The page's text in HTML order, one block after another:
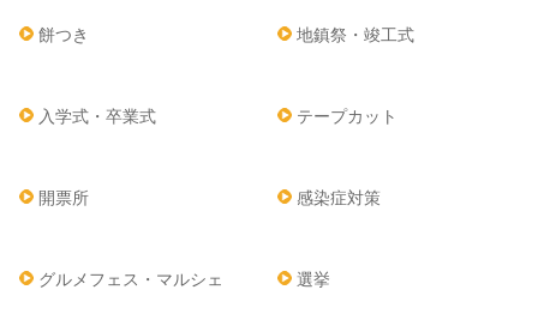
餅つき 地鎮祭・竣工式
入学式・卒業式 テープカット
開票所 感染症対策
グルメフェス・マルシェ 選挙